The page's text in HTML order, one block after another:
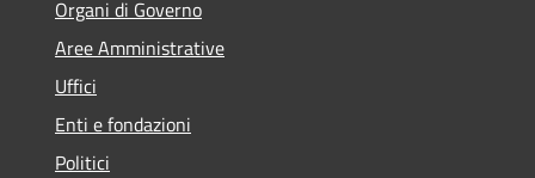
Organi di Governo
Aree Amministrative
Uffici
Enti e fondazioni
Politici